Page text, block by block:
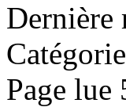
Dernière
Page lue